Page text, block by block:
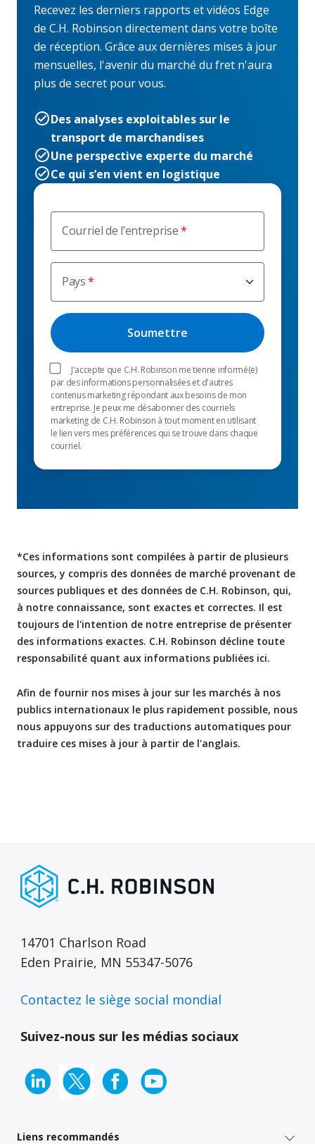
Courriel de l’entreprise
Pays
J'accepte que C.H. Robinson me tienne informé(e)
par des informations personnalisées et d'autres
contenus marketing répondant aux besoins de mon
entreprise. Je peux me désabonner des courriels
marketing de C.H. Robinson à tout moment en utilisant
le lien vers mes préférences qui se trouve dans chaque
courriel.
Recevez les derniers rapports et vidéos Edge
de C.H. Robinson directement dans votre boîte
de réception. Grâce aux dernières mises à jour
mensuelles, l'avenir du marché du fret n'aura
plus de secret pour vous.
Des analyses exploitables sur le
transport de marchandises
Une perspective experte du marché
Ce qui s’en vient en logistique
*Ces informations sont compilées à partir de plusieurs
sources, y compris des données de marché provenant de
sources publiques et des données de C.H. Robinson, qui,
à notre connaissance, sont exactes et correctes. Il est
toujours de l'intention de notre entreprise de présenter
des informations exactes. C.H. Robinson décline toute
responsabilité quant aux informations publiées ici.
Afin de fournir nos mises à jour sur les marchés à nos
publics internationaux le plus rapidement possible, nous
nous appuyons sur des traductions automatiques pour
traduire ces mises à jour à partir de l'anglais.
14701 Charlson Road
Eden Prairie, MN 55347-5076
Contactez le siège social mondial
Suivez-nous sur les médias sociaux
Liens recommandés